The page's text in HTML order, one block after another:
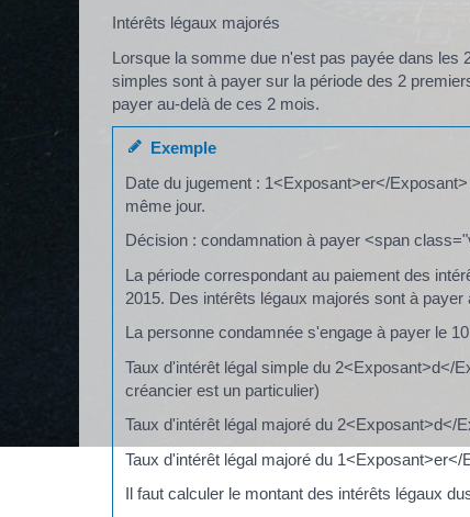
Intérêts légaux majorés
Lorsque la somme due n'est pas payée dans les
simples sont à payer sur la période des 2
payer au-delà de ces 2 mois.
Exemple
Date du jugement : 1<Exposant>er</
même jour.
Décision : condamnation à payer <span
La période correspondant au paiement des
2015. Des intérêts légaux majorés sont à payer
La personne condamnée s'engage à payer le
Taux d'intérêt légal simple du 2<Exposant>d</
créancier est un particulier)
Taux d'intérêt légal majoré du
Taux d'intérêt légal majoré du
Il faut calculer le montant des intérêts légaux